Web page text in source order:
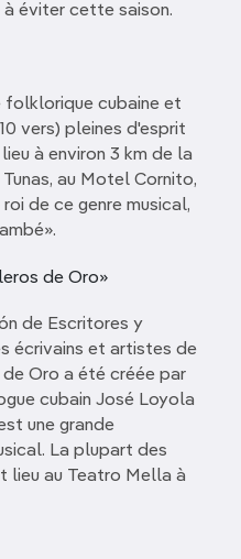
éviter cette saison.
folklorique cubaine et
vers) pleines d'esprit
à environ 3 km de la
au Motel Cornito,
de ce genre musical,
de Oro»
de Escritores y
écrivains et artistes de
Oro a été créée par
cubain José Loyola
une grande
La plupart des
au Teatro Mella à